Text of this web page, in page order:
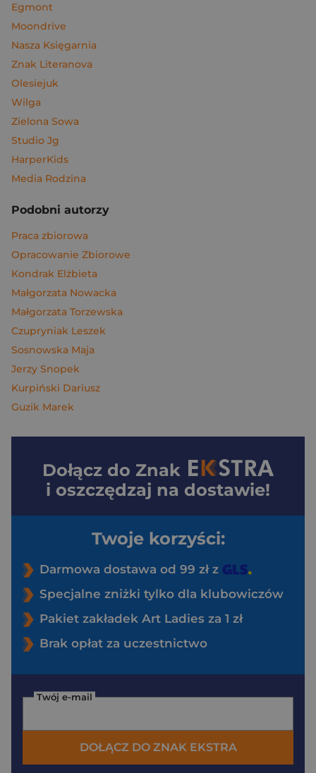
Egmont
Moondrive
Nasza Księgarnia
Znak Literanova
Olesiejuk
Wilga
Zielona Sowa
Studio Jg
HarperKids
Media Rodzina
Podobni autorzy
Praca zbiorowa
Opracowanie Zbiorowe
Kondrak Elżbieta
Małgorzata Nowacka
Małgorzata Torzewska
Czupryniak Leszek
Sosnowska Maja
Jerzy Snopek
Kurpiński Dariusz
Guzik Marek
Dołącz do Znak
i oszczędzaj na dostawie!
Twoje korzyści:
Darmowa dostawa od 99 zł z
Specjalne zniżki tylko dla klubowiczów
Pakiet zakładek Art Ladies za 1 zł
Brak opłat za uczestnictwo
Twój e-mail
DOŁĄCZ DO ZNAK EKSTRA